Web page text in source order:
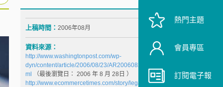
上稿時間： 2006年08月
資料來源：
http://www.washingtonpost.com/wp-
dyn/content/article/2006/08/23/AR2006082301683.ht
ml
（最後瀏覽日： 2006 年8 月 28 日 ）
http://www.ecommercetimes.com/story/legal/52600.ht
熱門主題
會員專區
訂閱電子報